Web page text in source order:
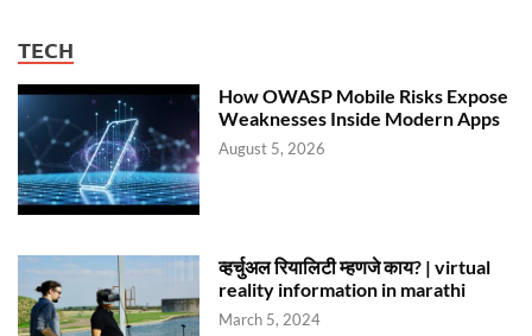
TECH
How OWASP Mobile Risks Expose
Weaknesses Inside Modern Apps
August 5, 2026
व्हर्चुअल रियालिटी म्हणजे काय? | virtual
reality information in marathi
March 5, 2024